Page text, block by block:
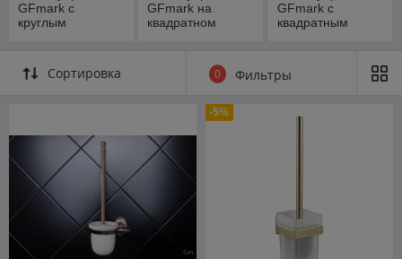
GFmark с
круглым
GFmark на
квадратном
GFmark с
квадратным
Сортировка 0 Фильтры
-5%